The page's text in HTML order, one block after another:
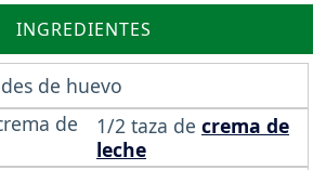
INGREDIENTES
de huevo
1/2 taza de crema de
leche